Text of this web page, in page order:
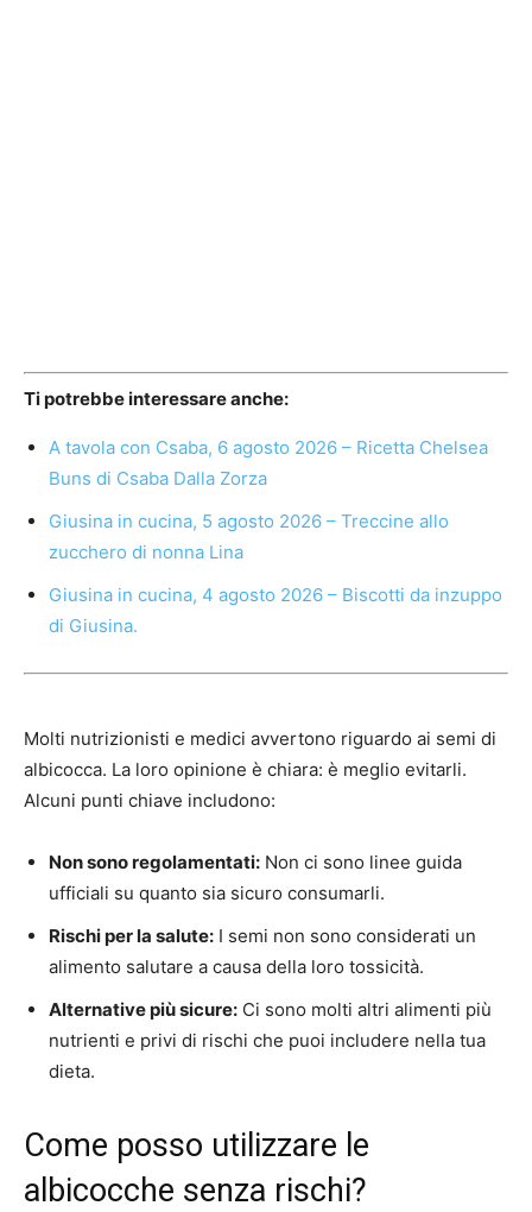
Ti potrebbe interessare anche:
A tavola con Csaba, 6 agosto 2026 – Ricetta Chelsea
Buns di Csaba Dalla Zorza
Giusina in cucina, 5 agosto 2026 – Treccine allo
zucchero di nonna Lina
Giusina in cucina, 4 agosto 2026 – Biscotti da inzuppo
di Giusina.
Molti nutrizionisti e medici avvertono riguardo ai semi di
albicocca. La loro opinione è chiara: è meglio evitarli.
Alcuni punti chiave includono:
Non sono regolamentati: Non ci sono linee guida
ufficiali su quanto sia sicuro consumarli.
Rischi per la salute: I semi non sono considerati un
alimento salutare a causa della loro tossicità.
Alternative più sicure: Ci sono molti altri alimenti più
nutrienti e privi di rischi che puoi includere nella tua
dieta.
Come posso utilizzare le
albicocche senza rischi?